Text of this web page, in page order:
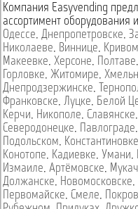
Компания Easyvending
ассортимент оборудования
Одессе, Днепропетровске,
Николаеве, Виннице,
Макеевке, Херсоне, Полтаве,
Горловке, Житомире,
Днепродзержинске,
Франковске, Луцке, Белой
Керчи, Никополе, Славянске,
Северодонецке, Павлограде,
Подольском, Константиновке
Конотопе, Кадиевке, Умани,
Измаиле, Артёмовске,
Должанске, Новомосковске,
Первомайске, Смеле,